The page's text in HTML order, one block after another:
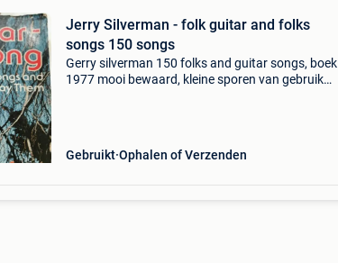
Jerry Silverman - folk guitar and folks
songs 150 songs
Gerry silverman 150 folks and guitar songs, boek
1977 mooi bewaard, kleine sporen van gebruik
Gebruikt Ophalen of Verzenden